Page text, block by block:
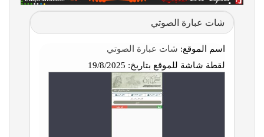
شات عبارة الصوتي
اسم الموقع: شات عبارة الصوتي
لقطة شاشة للموقع بتاريخ: